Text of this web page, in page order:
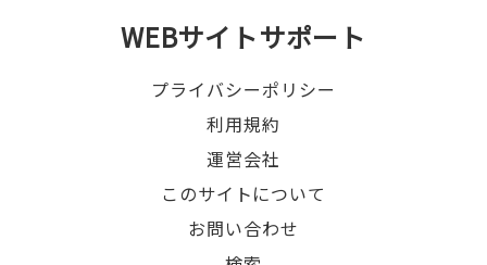
WEBサイトサポート
プライバシーポリシー
利用規約
運営会社
このサイトについて
お問い合わせ